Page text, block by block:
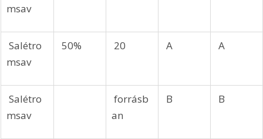
msav
Salétro
msav
50% 20 A A
Salétro
msav
forrásb
an
B B